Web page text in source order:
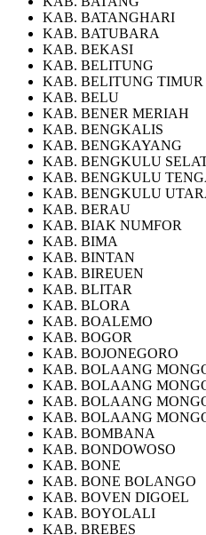
KAB. BATANGHARI
KAB. BATUBARA
KAB. BEKASI
KAB. BELITUNG
KAB. BELITUNG TIMUR
KAB. BELU
KAB. BENER MERIAH
KAB. BENGKALIS
KAB. BENGKAYANG
KAB. BENGKULU
KAB. BENGKULU
KAB. BENGKULU
KAB. BERAU
KAB. BIAK NUMFOR
KAB. BIMA
KAB. BINTAN
KAB. BIREUEN
KAB. BLITAR
KAB. BLORA
KAB. BOALEMO
KAB. BOGOR
KAB. BOJONEGORO
KAB. BOLAANG
KAB. BOLAANG
KAB. BOLAANG
KAB. BOLAANG
KAB. BOMBANA
KAB. BONDOWOSO
KAB. BONE
KAB. BONE BOLANGO
KAB. BOVEN DIGOEL
KAB. BOYOLALI
KAB. BREBES